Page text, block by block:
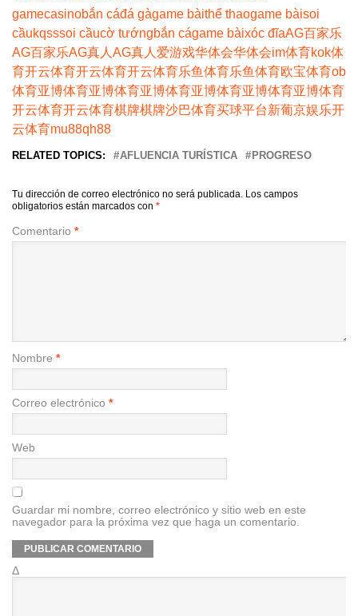
gamecasinobắn cáđá gàgame bàithể thaogame bàisoi
cầukqsssoi cầucờ tướngbắn cágame bàixóc đĩaAG百家乐
AG百家乐AG真人 AG真人 爱游戏华体会华体会im体育kok体
育开云体育开云体育开云体育乐鱼体育乐鱼体育欧宝体育ob
体育亚博体育亚博体育亚博体育亚博体育亚博体育亚博体育
开云体育开云体育棋牌棋牌沙巴体育买球平台新葡京娱乐开
云体育mu88qh88
RELATED TOPICS: AFLUENCIA TURÍSTICA PROGRESO
Tu dirección de correo electrónico no será publicada. Los campos
obligatorios están marcados con *
Comentario *
Nombre *
Correo electrónico *
Web
Guardar mi nombre, correo electrónico y sitio web en este
navegador para la próxima vez que haga un comentario.
Δ